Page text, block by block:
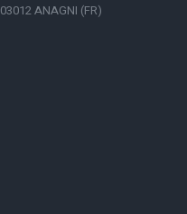
03012 ANAGNI (FR)